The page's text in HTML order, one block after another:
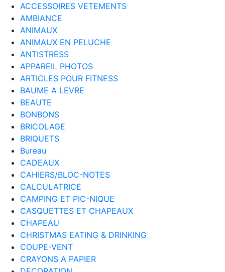
ACCESSOIRES VETEMENTS
AMBIANCE
ANIMAUX
ANIMAUX EN PELUCHE
ANTISTRESS
APPAREIL PHOTOS
ARTICLES POUR FITNESS
BAUME A LEVRE
BEAUTE
BONBONS
BRICOLAGE
BRIQUETS
Bureau
CADEAUX
CAHIERS/BLOC-NOTES
CALCULATRICE
CAMPING ET PIC-NIQUE
CASQUETTES ET CHAPEAUX
CHAPEAU
CHRISTMAS EATING & DRINKING
COUPE-VENT
CRAYONS A PAPIER